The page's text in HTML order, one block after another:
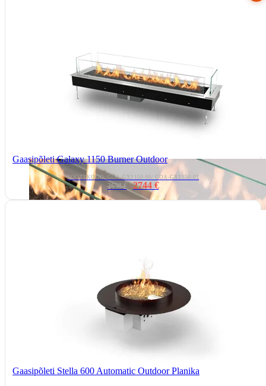
Gaasipõleti Galaxy 1150 Burner Outdoor
TOOTEKOOD: GOA-GX1150-00/ GOA-GX1150-01
3658 € 2744 €
Gaasipõleti Stella 600 Automatic Outdoor Planika